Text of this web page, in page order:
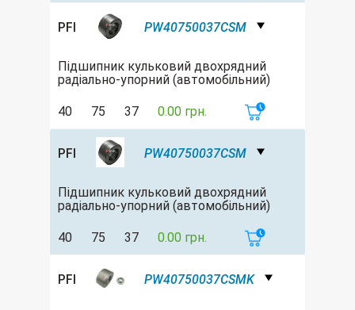
PFI PW40750037CSM
Підшипник кульковий двохрядний
радіально-упорний (автомобільний)
40 75 37 0.00 грн.
PFI PW40750037CSM
Підшипник кульковий двохрядний
радіально-упорний (автомобільний)
40 75 37 0.00 грн.
PFI PW40750037CSMK